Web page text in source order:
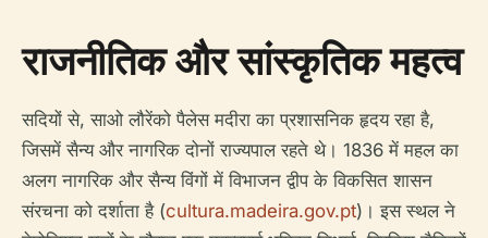
राजनीतिक और सांस्कृतिक महत्व
सदियों से, साओ लौरेंको पैलेस मदीरा का प्रशासनिक हृदय रहा है,
जिसमें सैन्य और नागरिक दोनों राज्यपाल रहते थे। 1836 में महल का
अलग नागरिक और सैन्य विंगों में विभाजन द्वीप के विकसित शासन
संरचना को दर्शाता है (cultura.madeira.gov.pt)। इस स्थल ने